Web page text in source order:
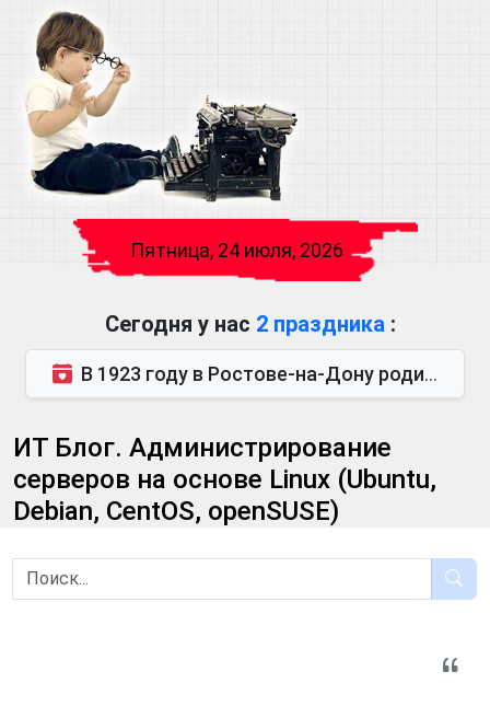
Пятница, 24 июля, 2026
Сегодня у нас 2 праздника :
В 1923 году в Ростове-на-Дону родился Виктор Михайлович Глушков. Под руководством Виктора Михайло...
ИТ Блог. Администрирование
серверов на основе Linux (Ubuntu,
Debian, CentOS, openSUSE)